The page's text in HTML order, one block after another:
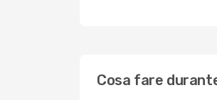
Cosa fare